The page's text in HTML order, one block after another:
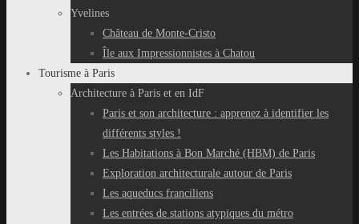
Yvelines
Château de Monte-Cristo
Île aux Impressionnistes à Chatou
Tourisme à Paris
Architecture à Paris et en IdF
Paris et son architecture : apprenez à identifier les
différents styles !
Les Habitations à Bon Marché (HBM) de Paris
Exploration architecturale autour de Paris
Les aqueducs franciliens
Les entrées de stations atypiques du métro